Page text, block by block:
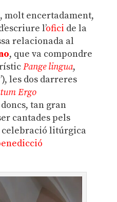
molt encertadament,
l’ofici de la
relacionada al
, que va compondre
Pange lingua,
les dos darreres
Ergo
tan gran
cantades pels
celebració litúrgica